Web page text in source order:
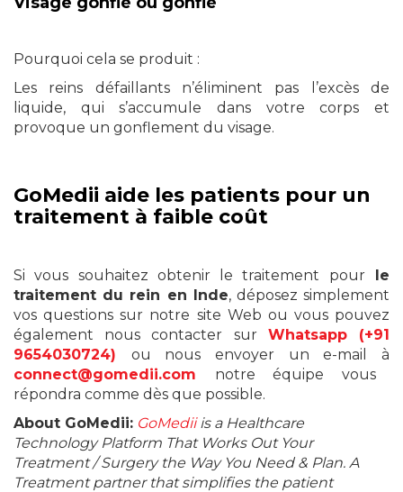
Pourquoi cela se produit :
Les reins défaillants n’éliminent pas l’excès de
liquide, qui s’accumule dans votre corps et
provoque un gonflement du visage.
GoMedii aide les patients pour un
traitement à faible coût
Si vous souhaitez obtenir le traitement pourle
traitement du rein en Inde, déposez simplement
vos questions sur notre site Web ou vous pouvez
également nous contacter sur Whatsapp (+91
9654030724)
ou nous envoyer un e-mail à
connect@gomedii.com
notre équipe vous
répondra comme dès que possible.
About GoMedii: GoMediiis a Healthcare
Technology Platform That Works Out Your
Treatment / Surgery the Way You Need & Plan. A
Treatment partner that simplifies the patient